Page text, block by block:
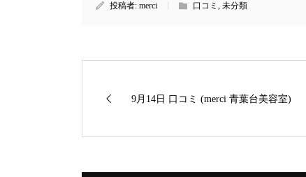
投稿者: merci 口コミ , 未分類
9月14日 口コミ (merci 青葉台美容室)